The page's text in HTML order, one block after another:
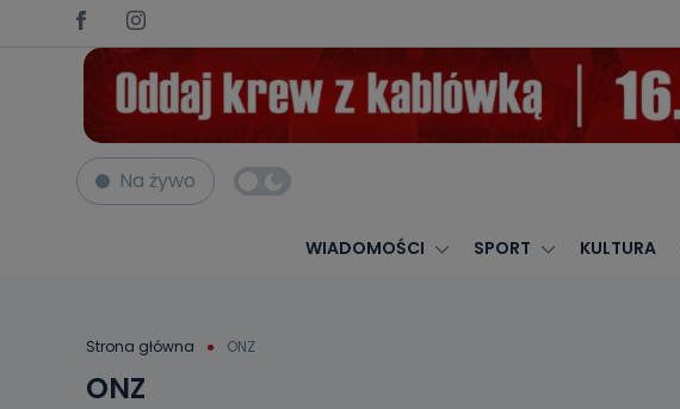
Na żywo
WIADOMOŚCI SPORT KULTURA
Strona główna ONZ
ONZ